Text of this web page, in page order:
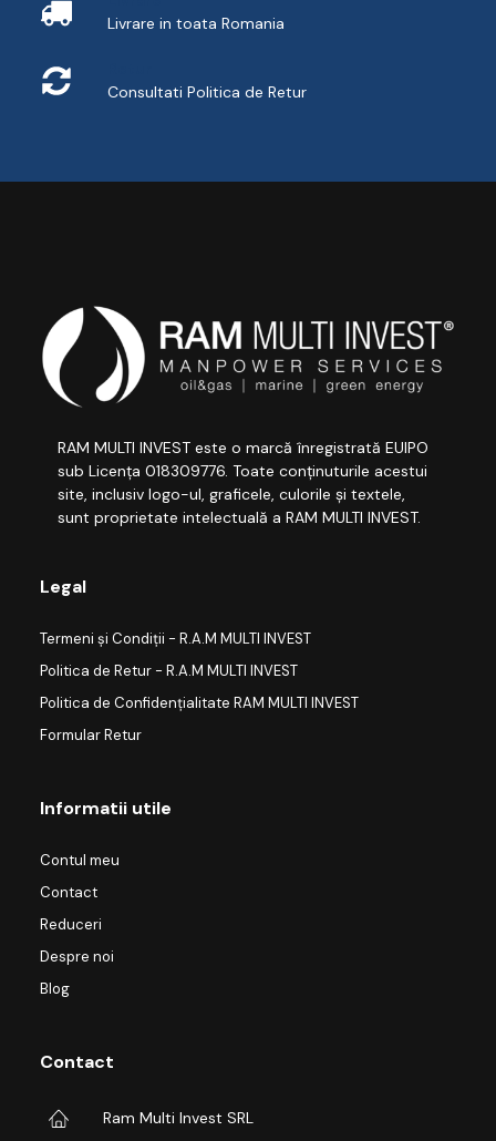
Livrare in toata Romania
Consultati Politica de Retur
RAM MULTI INVEST este o marcă înregistrată EUIPO
sub Licența 018309776. Toate conținuturile acestui
site, inclusiv logo-ul, graficele, culorile și textele,
sunt proprietate intelectuală a RAM MULTI INVEST.
Legal
Termeni și Condiții - R.A.M MULTI INVEST
Politica de Retur - R.A.M MULTI INVEST
Politica de Confidențialitate RAM MULTI INVEST
Formular Retur
Informatii utile
Contul meu
Contact
Reduceri
Despre noi
Blog
Contact
Ram Multi Invest SRL